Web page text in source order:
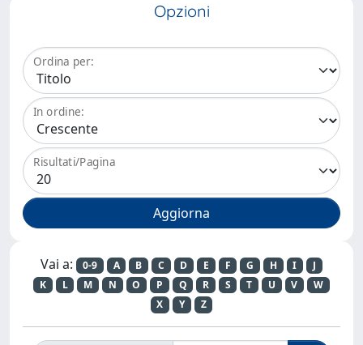
Opzioni
Ordina per:
In ordine:
Risultati/Pagina
Vai a: 0-9 A B C D E F G H I
J
K
L M N O P Q R S T U V
W
X
Y Z